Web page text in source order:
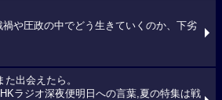
禍や圧政の中でどう生きていくのか、下劣
出会えたら。
ラジオ深夜便明日への言葉,夏の特集は戦